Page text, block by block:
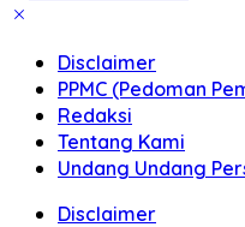
Disclaimer
PPMC (Pedoman
Redaksi
Tentang Kami
Undang Undang
Disclaimer